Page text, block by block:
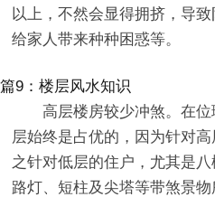
以上，不然会显得拥挤，导
给家人带来种种困惑等。
篇9：楼层风水知识
高层楼房较少冲煞。在
层始终是占优的，因为针对
之针对低层的住户，尤其是
路灯、短柱及尖塔等带煞景